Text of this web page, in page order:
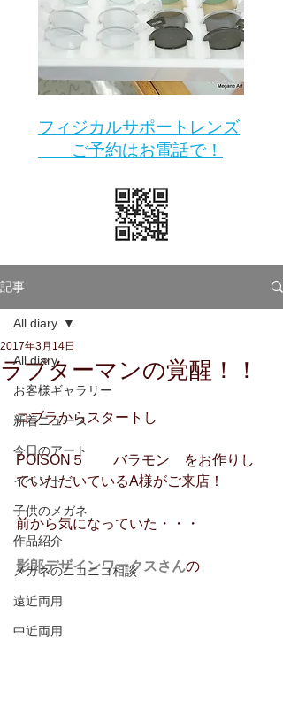
​フィジカルサポートレンズ
ご予約はお電話で！
記事
All diary
お客様ギャラリー
新着ニュース
今日のアート
イベント
子供のメガネ
作品紹介
メガネのニコニコ相談
遠近両用
中近両用
All diary
ラプターマンの覚醒！！
2017年3月14日
コブラからスタートし
POISON５　　バラモン　をお作りし
ていただいているA様がご来店！
前から気になっていた・・・
影郎デザインワークスさんの